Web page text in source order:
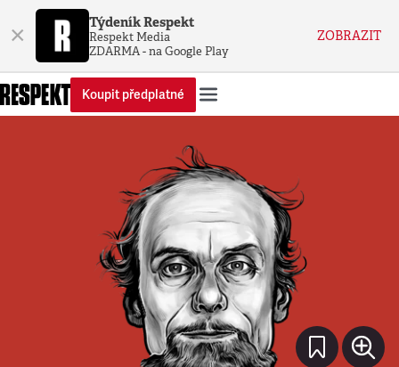
× Týdeník Respekt
Respekt Media
ZDARMA - na Google Play
ZOBRAZIT
Koupit předplatné